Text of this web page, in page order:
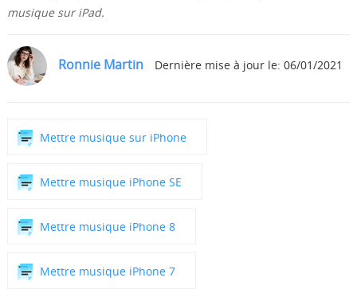
Utilitaires
Boutique
Télécharger
Support
musique sur iPad.
Ronnie Martin Dernière mise à jour le: 06/01/2021
Mettre musique sur iPhone
Mettre musique iPhone SE
Mettre musique iPhone 8
Mettre musique iPhone 7